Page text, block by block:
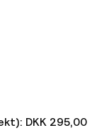
DKK 295,00